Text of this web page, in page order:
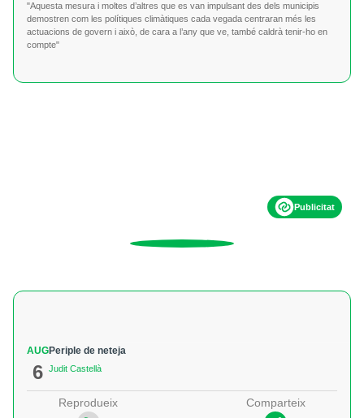
"Aquesta mesura i moltes d’altres que es van impulsant des dels municipis
demostren com les polítiques climàtiques cada vegada centraran més les
actuacions de govern i això, de cara a l’any que ve, també caldrà tenir-ho en
compte"
Publicitat
AUG
6
Periple de neteja
Judit Castellà
Reprodueix Comparteix